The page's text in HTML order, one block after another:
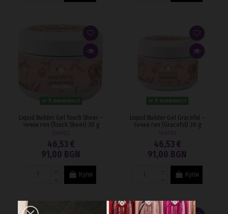
Liquid Builder Gel Touch Sheer –
течен гел (Touch Sheer) 30 g
46,53 €
91,00 BGN
Купи
Liquid Builder Gel Graceful –
течен гел (Graceful) 30 g
46,53 €
91,00 BGN
Купи